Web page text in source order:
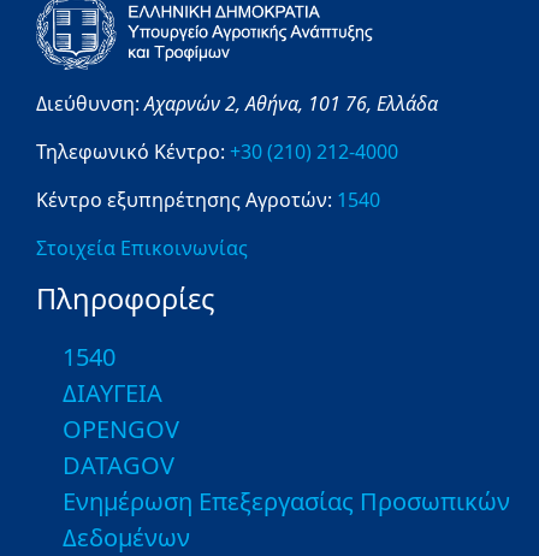
Διεύθυνση:Αχαρνών 2,Αθήνα, 101 76, Ελλάδα
Τηλεφωνικό Κέντρο: +30 (210) 212-4000
Κέντρο εξυπηρέτησης Αγροτών: 1540
Στοιχεία Επικοινωνίας
Πληροφορίες
1540
ΔΙΑΥΓΕΙΑ
OPENGOV
DATAGOV
Ενημέρωση Επεξεργασίας Προσωπικών
Δεδομένων